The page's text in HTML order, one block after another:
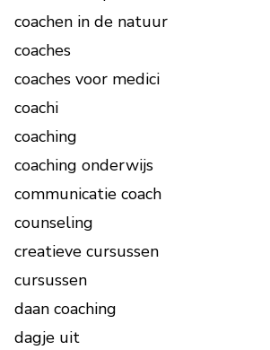
coachen in de natuur
coaches
coaches voor medici
coachi
coaching
coaching onderwijs
communicatie coach
counseling
creatieve cursussen
cursussen
daan coaching
dagje uit